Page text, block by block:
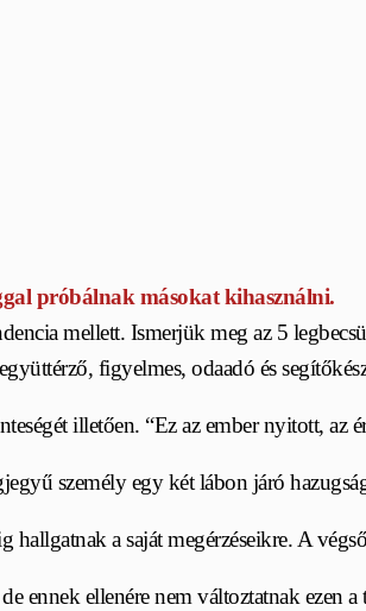
próbálnak másokat kihasználni.
mellett. Ismerjük meg az 5
figyelmes, odaadó és
illetően. “Ez az ember nyitott,
személy egy két lábon járó
a saját megérzéseikre. A
ennek ellenére nem változtatnak ezen